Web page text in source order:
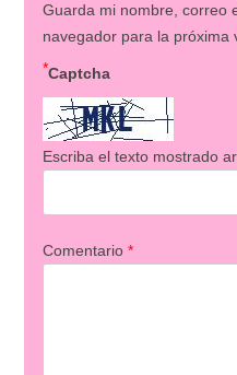
Guarda mi nombre, correo
navegador para la próxima
Captcha
*
Escriba el texto mostrado
Comentario *